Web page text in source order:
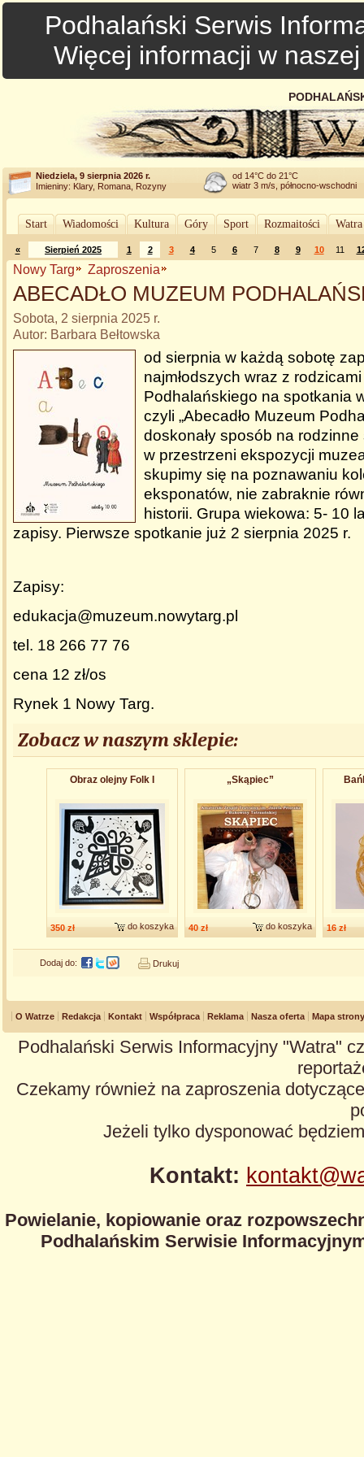
Podhalański Serwis
Więcej informacji w
Niedziela, 9 sierpnia 2026 r.
Imieniny: Klary, Romana, Rozyny
od 14°C do 21°C
wiatr 3 m/s, północno-wschodni
Start Wiadomości Kultura Góry Sport Rozmaitości
« Sierpień 2025 1 2 3 4 5 6 7 8 9 10 11
Nowy Targ Zaproszenia
ABECADŁO MUZEUM
Sobota, 2 sierpnia 2025 r.
Autor: Barbara Bełtowska
od sierpnia w każdą sobotę
najmłodszych wraz z
Podhalańskiego na spotkania
czyli „Abecadło Muzeum
doskonały sposób na
w przestrzeni ekspozycji
skupimy się na poznawaniu
eksponatów, nie zabraknie
historii. Grupa wiekowa: 5- 10
zapisy. Pierwsze spotkanie już 2 sierpnia 2025 r.
Zapisy:
edukacja@muzeum.nowytarg.pl
tel. 18 266 77 76
cena 12 zł/os
Rynek 1 Nowy Targ.
Zobacz w naszym sklepie:
Obraz olejny Folk I
350 zł do koszyka
„Skąpiec”
40 zł do koszyka 16 zł
Dodaj do: Drukuj
O Watrze Redakcja Kontakt Współpraca Reklama Nasza oferta Mapa strony
Podhalański Serwis Informacyjny "Watra"
Czekamy również na zaproszenia
Jeżeli tylko dysponować
Kontakt:
Powielanie, kopiowanie oraz
Podhalańskim Serwisie